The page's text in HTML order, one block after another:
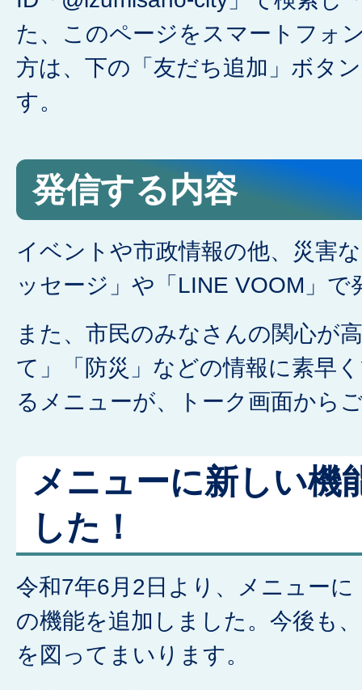
た、このページをスマートフォ
方は、下の「友だち追加」ボタ
す。
発信する内容
イベントや市政情報の他、災害
ッセージ」や「LINE VOOM」で
また、市民のみなさんの関心が
て」「防災」などの情報に素早
るメニューが、トーク画面から
メニューに新しい機
した！
令和7年6月2日より、メニューに
の機能を追加しました。今後も
を図ってまいります。